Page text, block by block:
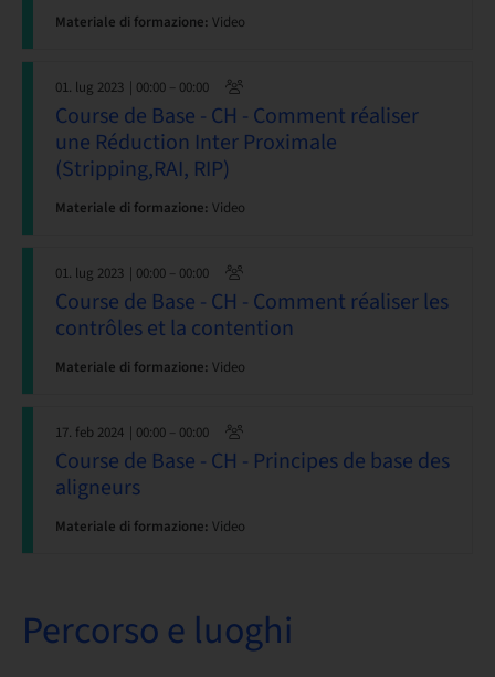
Materiale di formazione: Video
01. lug 2023 | 00:00 – 00:00
Course de Base - CH - Comment réaliser
une Réduction Inter Proximale
(Stripping,RAI, RIP)
Materiale di formazione: Video
01. lug 2023 | 00:00 – 00:00
Course de Base - CH - Comment réaliser les
contrôles et la contention
Materiale di formazione: Video
17. feb 2024 | 00:00 – 00:00
Course de Base - CH - Principes de base des
aligneurs
Materiale di formazione: Video
Percorso e luoghi